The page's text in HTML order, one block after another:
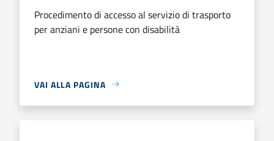
Procedimento di accesso al servizio di trasporto
per anziani e persone con disabilità
VAI ALLA PAGINA